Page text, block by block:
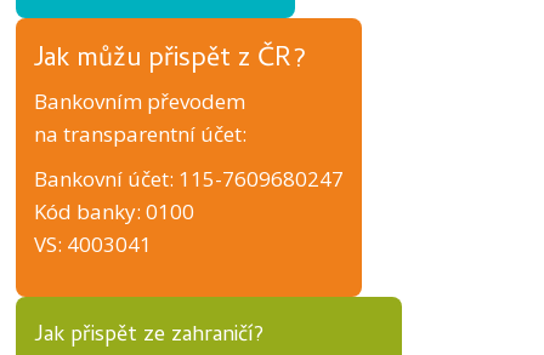
Jak můžu přispět z ČR?
Bankovním převodem
na transparentní účet:
Bankovní účet: 115-7609680247
Kód banky: 0100
VS: 4003041
Jak přispět ze zahraničí?